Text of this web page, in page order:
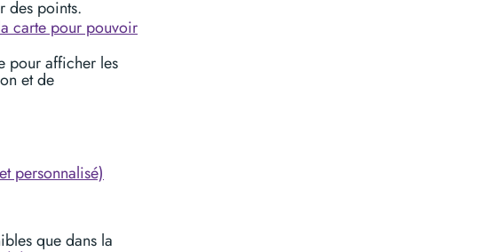
des points.
carte pour pouvoir
pour afficher les
et de
personnalisé)
que dans la